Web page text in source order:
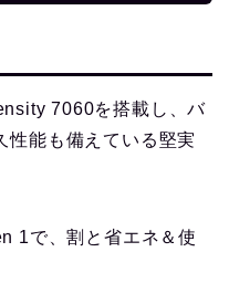
7060を搭載し、バ
性能も備えている堅実
1で、割と省エネ＆使